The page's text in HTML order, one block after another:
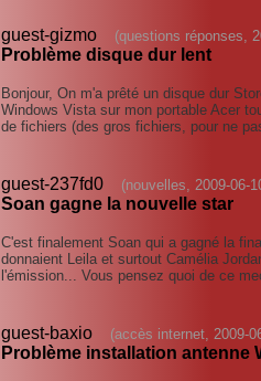
guest-gizmo (questions réponses,
Problème disque dur lent
Bonjour, On m'a prêté un disque dur
Windows Vista sur mon portable Acer
de fichiers (des gros fichiers, pour ne
guest-237fd0 (nouvelles, 2009-06-
Soan gagne la nouvelle star
C'est finalement Soan qui a gagné la
donnaient Leila et surtout Camélia
l'émission... Vous pensez quoi de ce
guest-baxio (accès internet, 2009-
Problème installation antenne